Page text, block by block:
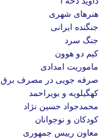
هنرهای شهری
جنگنده ایرانی
جنگ سرد
کیم دو هوون
ماموریت امدادی
صرفه جویی در مصرف برق
کهگیلویه و بویراحمد
محمدجواد حسین نژاد
کودکان و نوجوانان
معاون رییس جمهوری